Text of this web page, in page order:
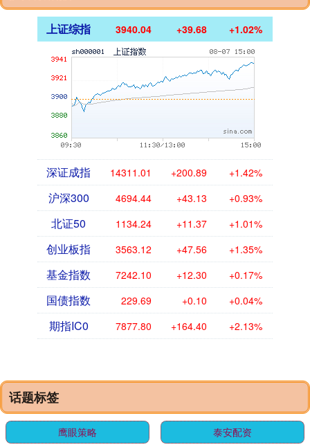
上证综指 3940.04 +39.68 +1.02%
深证成指 14311.01 +200.89 +1.42%
沪深300 4694.44 +43.13 +0.93%
北证50 1134.24 +11.37 +1.01%
创业板指 3563.12 +47.56 +1.35%
基金指数 7242.10 +12.30 +0.17%
国债指数 229.69 +0.10 +0.04%
期指IC0 7877.80 +164.40 +2.13%
话题标签
鹰眼策略 泰安配资